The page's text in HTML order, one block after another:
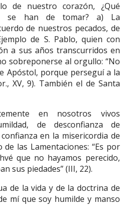
de nuestro corazón, ¿Qué
se han de tomar? a) La
de nuestros pecados, de
de S. Pablo, quien con
a sus años transcurridos en
sobreponerse al orgullo: “No
Apóstol, porque perseguí a la
XV, 9). También el de Santa
en nosotros vivos
de desconfianza de
en la misericordia de
las Lamentaciones: “Es por
que no hayamos perecido,
sus piedades” (III, 22).
de la vida y de la doctrina de
mí que soy humilde y manso